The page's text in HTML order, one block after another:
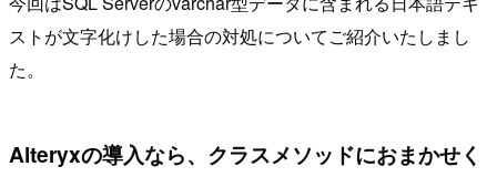
ストが文字化けした場合の対処についてご紹介いたしまし
た。
Alteryxの導入なら、クラスメソッドにおまかせく